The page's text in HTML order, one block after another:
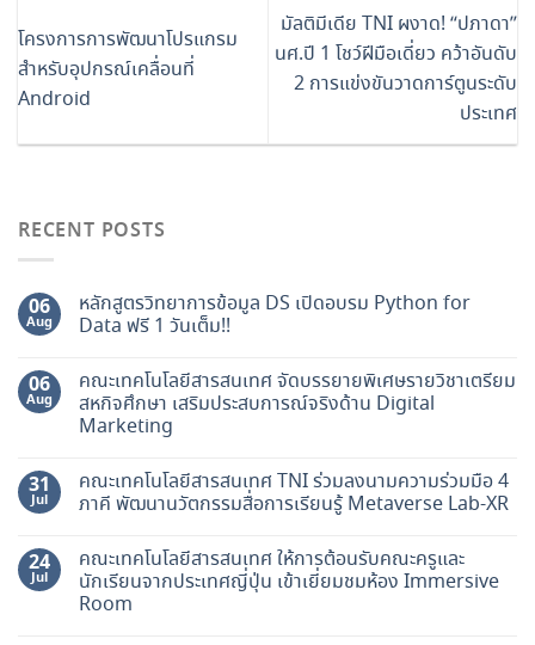
โครงการการพัฒนาโปรแกรม
สำหรับอุปกรณ์เคลื่อนที่
Android
มัลติมีเดีย TNI ผงาด! “ปภาดา”
นศ.ปี 1 โชว์ฝีมือเดี่ยว คว้าอันดับ
2 การแข่งขันวาดการ์ตูนระดับ
ประเทศ
RECENT POSTS
06
Aug
หลักสูตรวิทยาการข้อมูล DS เปิดอบรม Python for
Data ฟรี 1 วันเต็ม!!
06
Aug
คณะเทคโนโลยีสารสนเทศ จัดบรรยายพิเศษรายวิชาเตรียม
สหกิจศึกษา เสริมประสบการณ์จริงด้าน Digital
Marketing
31
Jul
คณะเทคโนโลยีสารสนเทศ TNI ร่วมลงนามความร่วมมือ 4
ภาคี พัฒนานวัตกรรมสื่อการเรียนรู้ Metaverse Lab-XR
24
Jul
คณะเทคโนโลยีสารสนเทศ ให้การต้อนรับคณะครูและ
นักเรียนจากประเทศญี่ปุ่น เข้าเยี่ยมชมห้อง Immersive
Room